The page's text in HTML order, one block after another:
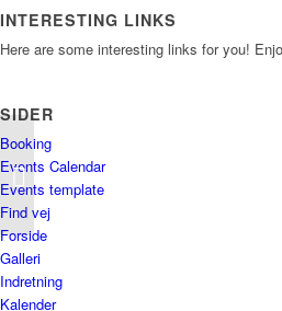
INTERESTING LINKS
Here are some interesting links for you!
SIDER
Booking
Events Calendar
Events template
Find vej
Forside
Galleri
Indretning
Kalender
Ivan Rask